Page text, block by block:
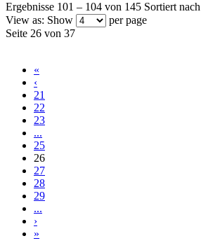
Ergebnisse 101 – 104 von 145 Sortiert nach
View as: Show
per page
Seite 26 von 37
«
‹
21
22
23
...
25
26
27
28
29
...
›
»